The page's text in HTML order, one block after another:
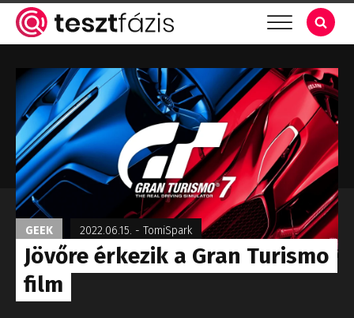
GEEK 2022.06.15. - TomiSpark
Jövőre érkezik a Gran Turismo
film